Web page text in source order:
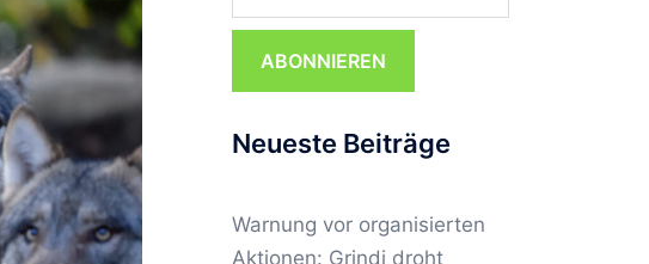
ABONNIEREN
Neueste Beiträge
Warnung vor organisierten
Aktionen: Grindi droht